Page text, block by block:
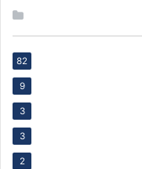
82
9
3
3
2